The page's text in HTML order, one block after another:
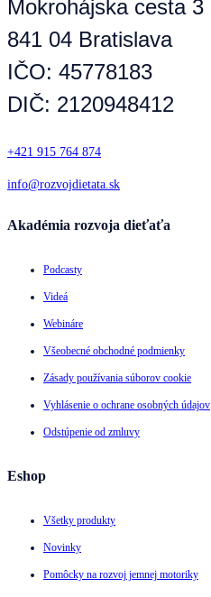
Mokrohájska cesta 3
841 04 Bratislava
IČO: 45778183
DIČ: 2120948412
+421 915 764 874
info@rozvojdietata.sk
Akadémia rozvoja dieťaťa
Podcasty
Videá
Webináre
Všeobecné obchodné podmienky
Zásady používania súborov cookie
Vyhlásenie o ochrane osobných údajov
Odstúpenie od zmluvy
Eshop
Všetky produkty
Novinky
Pomôcky na rozvoj jemnej motoriky